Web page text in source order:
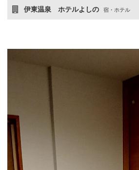
伊東温泉 ホテルよしの 宿・ホテル